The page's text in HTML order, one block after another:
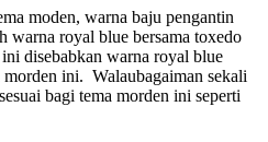
moden, warna baju pengantin
warna royal blue bersama toxedo
disebabkan warna royal blue
ini. Walaubagaiman sekali
bagi tema morden ini seperti